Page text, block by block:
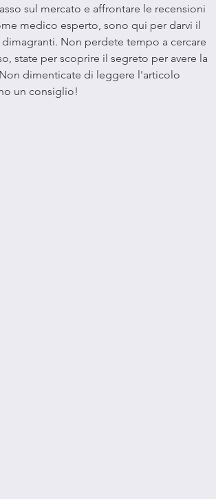
sul mercato e affrontare le recensioni
medico esperto, sono qui per darvi il
Non perdete tempo a cercare
state per scoprire il segreto per avere la
dimenticate di leggere l'articolo
un consiglio!